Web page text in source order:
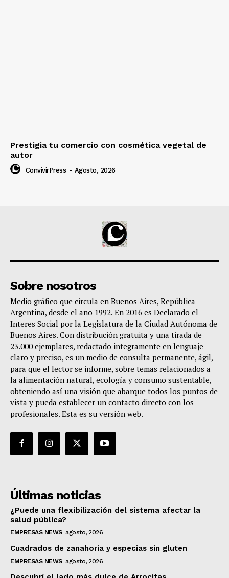
Prestigia tu comercio con cosmética vegetal de
autor
ConvivirPress - Agosto, 2026
Sobre nosotros
Medio gráfico que circula en Buenos Aires, República
Argentina, desde el año 1992. En 2016 es Declarado el
Interes Social por la Legislatura de la Ciudad Autónoma de
Buenos Aires. Con distribución gratuita y una tirada de
23.000 ejemplares, redactado integramente en lenguaje
claro y preciso, es un medio de consulta permanente, ágil,
para que el lector se informe, sobre temas relacionados a
la alimentación natural, ecología y consumo sustentable,
obteniendo así una visión que abarque todos los puntos de
vista y pueda establecer un contacto directo con los
profesionales. Esta es su versión web.
Últimas noticias
¿Puede una flexibilización del sistema afectar la
salud pública?
EMPRESAS NEWS agosto, 2026
Cuadrados de zanahoria y especias sin gluten
EMPRESAS NEWS agosto, 2026